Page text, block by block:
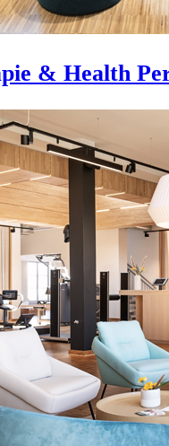
& Health